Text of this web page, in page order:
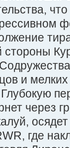
и
через
где